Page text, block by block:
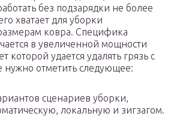
без подзарядки не более
хватает для уборки
ковра. Специфика
в увеличенной мощности
которой удается удалять грязь с
нужно отметить следующее:
сценариев уборки,
локальную и зигзагом.